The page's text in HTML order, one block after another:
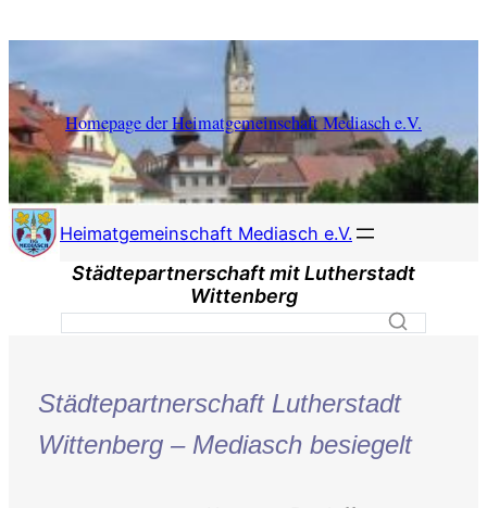
springen
Homepage der Heimatgemeinschaft Mediasch e.V.
Heimatgemeinschaft Mediasch e.V.
Städtepartnerschaft mit Lutherstadt
Wittenberg
Städtepartnerschaft Lutherstadt
Wittenberg – Mediasch besiegelt